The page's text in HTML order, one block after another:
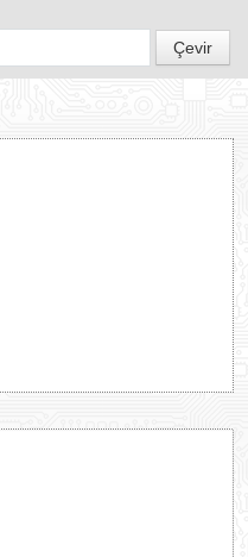
TƏDBİRLƏR
PROQRAMLAR
Çevir